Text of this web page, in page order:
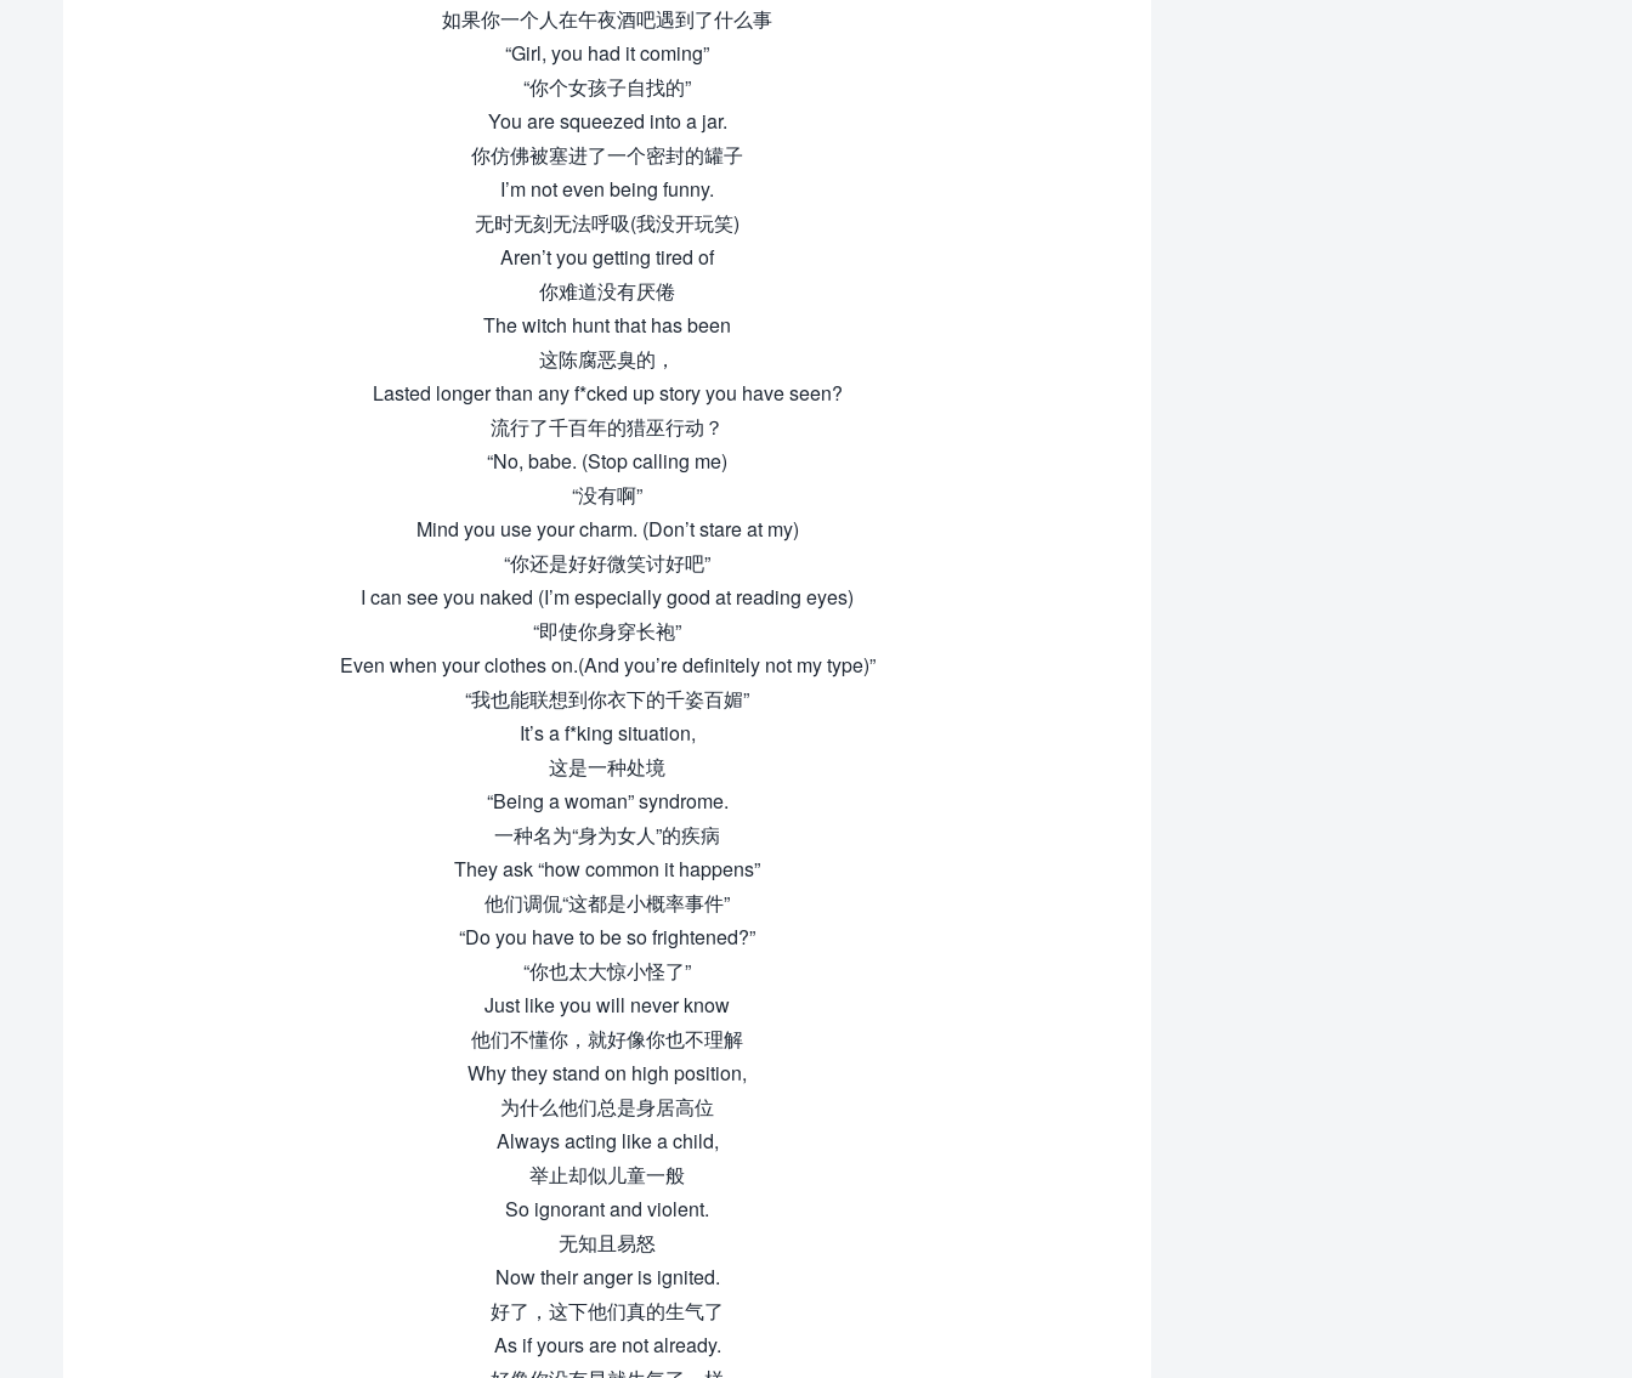
如果你一个人在午夜酒吧遇到了什么事
“Girl, you had it coming”
“你个女孩子自找的”
You are squeezed into a jar.
你仿佛被塞进了一个密封的罐子
I’m not even being funny.
无时无刻无法呼吸(我没开玩笑)
Aren’t you getting tired of
你难道没有厌倦
The witch hunt that has been
这陈腐恶臭的，
Lasted longer than any f*cked up story you have seen?
流行了千百年的猎巫行动？
“No, babe. (Stop calling me)
“没有啊”
Mind you use your charm. (Don’t stare at my)
“你还是好好微笑讨好吧”
I can see you naked (I’m especially good at reading eyes)
“即使你身穿长袍”
Even when your clothes on.(And you’re definitely not my type)”
“我也能联想到你衣下的千姿百媚”
It’s a f*king situation,
这是一种处境
“Being a woman” syndrome.
一种名为“身为女人”的疾病
They ask “how common it happens”
他们调侃“这都是小概率事件”
“Do you have to be so frightened?”
“你也太大惊小怪了”
Just like you will never know
他们不懂你，就好像你也不理解
Why they stand on high position,
为什么他们总是身居高位
Always acting like a child,
举止却似儿童一般
So ignorant and violent.
无知且易怒
Now their anger is ignited.
好了，这下他们真的生气了
As if yours are not already.